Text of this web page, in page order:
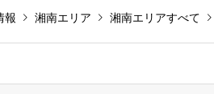
報 湘南エリア 湘南エリアすべて